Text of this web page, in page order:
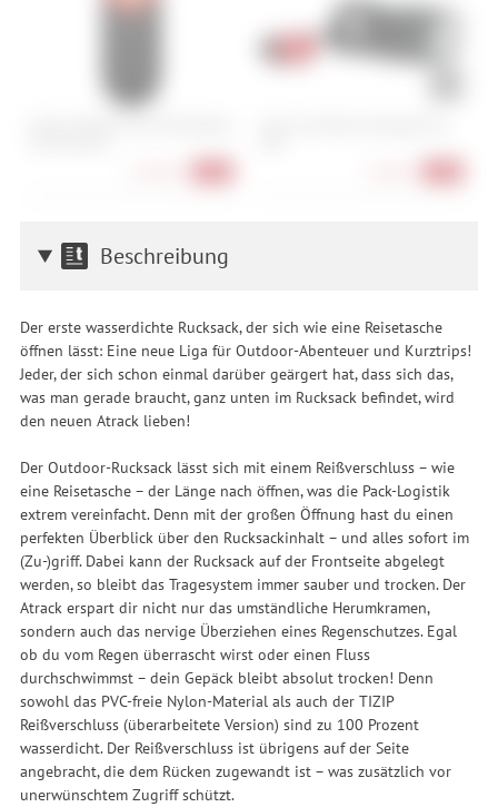
Beschreibung
Der erste wasserdichte Rucksack, der sich wie eine Reisetasche
öffnen lässt: Eine neue Liga für Outdoor-Abenteuer und Kurztrips!
Jeder, der sich schon einmal darüber geärgert hat, dass sich das,
was man gerade braucht, ganz unten im Rucksack befindet, wird
den neuen Atrack lieben!
Der Outdoor-Rucksack lässt sich mit einem Reißverschluss – wie
eine Reisetasche – der Länge nach öffnen, was die Pack-Logistik
extrem vereinfacht. Denn mit der großen Öffnung hast du einen
perfekten Überblick über den Rucksackinhalt – und alles sofort im
(Zu-)griff. Dabei kann der Rucksack auf der Frontseite abgelegt
werden, so bleibt das Tragesystem immer sauber und trocken. Der
Atrack erspart dir nicht nur das umständliche Herumkramen,
sondern auch das nervige Überziehen eines Regenschutzes. Egal
ob du vom Regen überrascht wirst oder einen Fluss
durchschwimmst – dein Gepäck bleibt absolut trocken! Denn
sowohl das PVC-freie Nylon-Material als auch der TIZIP
Reißverschluss (überarbeitete Version) sind zu 100 Prozent
wasserdicht. Der Reißverschluss ist übrigens auf der Seite
angebracht, die dem Rücken zugewandt ist – was zusätzlich vor
unerwünschtem Zugriff schützt.